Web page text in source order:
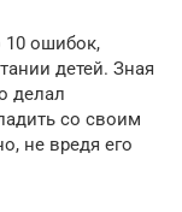
10 ошибок,
детей. Зная
делал
со своим
не вредя его